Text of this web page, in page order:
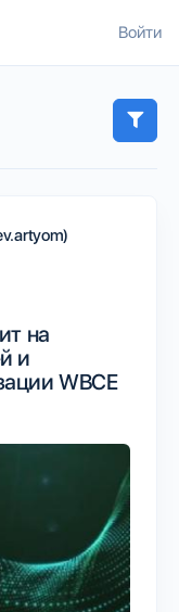
Войти
на
и
WBCE